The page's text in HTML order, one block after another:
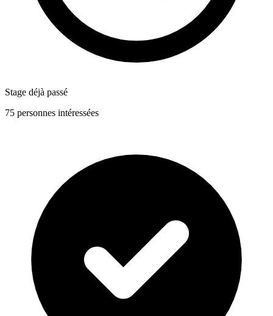
Stage déjà passé
75 personnes intéressées